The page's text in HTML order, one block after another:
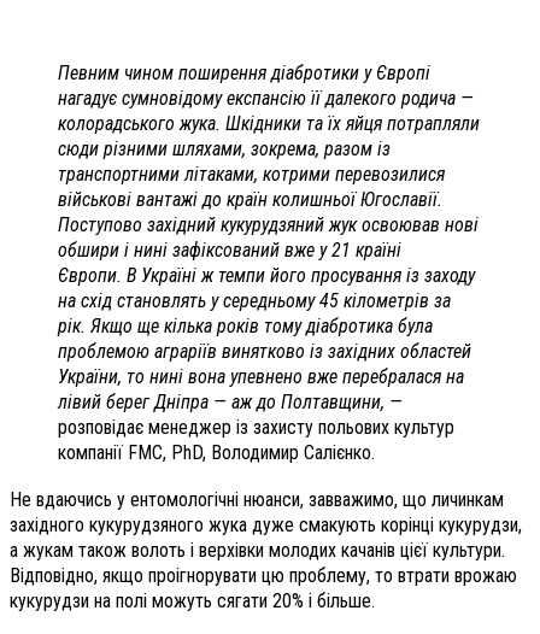
Певним чином поширення діабротики у Європі
нагадує сумновідому експансію її далекого родича —
колорадського жука. Шкідники та їх яйця потрапляли
сюди різними шляхами, зокрема, разом із
транспортними літаками, котрими перевозилися
військові вантажі до країн колишньої Югославії.
Поступово західний кукурудзяний жук освоював нові
обшири і нині зафіксований вже у 21 країні
Європи. В Україні ж темпи його просування із заходу
на схід становлять у середньому 45 кілометрів за
рік. Якщо ще кілька років тому діабротика була
проблемою аграріїв винятково із західних областей
України, то нині вона упевнено вже перебралася на
лівий берег Дніпра — аж до Полтавщини, —
розповідає менеджер із захисту польових культур
компанії FMC, PhD, Володимир Салієнко.
Не вдаючись у ентомологічні нюанси, завважимо, що личинкам
західного кукурудзяного жука дуже смакують корінці кукурудзи,
а жукам також волоть і верхівки молодих качанів цієї культури.
Відповідно, якщо проігнорувати цю проблему, то втрати врожаю
кукурудзи на полі можуть сягати 20% і більше.